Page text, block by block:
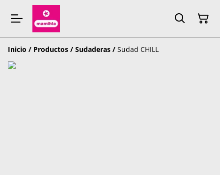
Inicio / Productos / Sudaderas / Sudad CHILL